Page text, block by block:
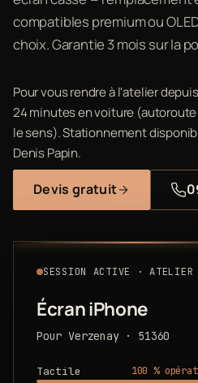
compatibles premium ou
choix. Garantie 3 mois sur la
Pour vous rendre à l'atelier
24 minutes en voiture (autoroute
le sens). Stationnement
Denis Papin.
Devis gratuit
SESSION ACTIVE · ATELIER
Écran iPhone
Pour Verzenay · 51360
Tactile
100 %